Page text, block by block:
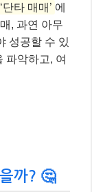
‘단타 매매’ 에
, 과연 아무
성공할 수 있
파악하고, 여
까? 🤔